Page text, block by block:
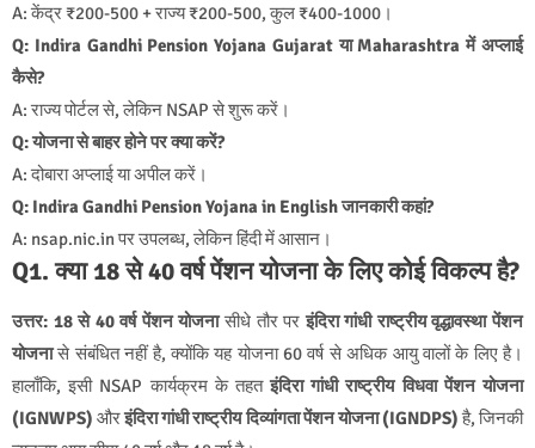
A: केंद्र ₹200-500 + राज्य ₹200-500, कुल ₹400-1000।
Q: Indira Gandhi Pension Yojana Gujarat या Maharashtra में अप्लाई
कैसे?
A: राज्य पोर्टल से, लेकिन NSAP से शुरू करें।
Q: योजना से बाहर होने पर क्या करें?
A: दोबारा अप्लाई या अपील करें।
Q: Indira Gandhi Pension Yojana in English जानकारी कहां?
A: nsap.nic.in पर उपलब्ध, लेकिन हिंदी में आसान।
Q1. क्या 18 से 40 वर्ष पेंशन योजना के लिए कोई विकल्प है?
उत्तर: 18 से 40 वर्ष पेंशन योजनासीधे तौर परइंदिरा गांधी राष्ट्रीय वृद्धावस्था पेंशन
योजनासे संबंधित नहीं है, क्योंकि यह योजना 60 वर्ष से अधिक आयु वालों के लिए है।
हालाँकि, इसी NSAP कार्यक्रम के तहतइंदिरा गांधी राष्ट्रीय विधवा पेंशन योजना
(IGNWPS) औरइंदिरा गांधी राष्ट्रीय दिव्यांगता पेंशन योजना (IGNDPS)है, जिनकी